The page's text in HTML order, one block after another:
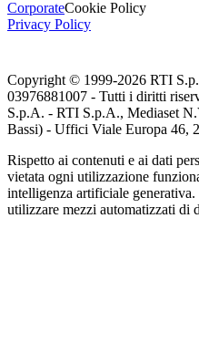
CorporateCookie Policy
Privacy Policy
Copyright © 1999-2026 RTI
03976881007 - Tutti i diritti
S.p.A. - RTI S.p.A., Mediaset
Bassi) - Uffici Viale Europa 46,
Rispetto ai contenuti e ai dati
vietata ogni utilizzazione
intelligenza artificiale
utilizzare mezzi automatizzati di